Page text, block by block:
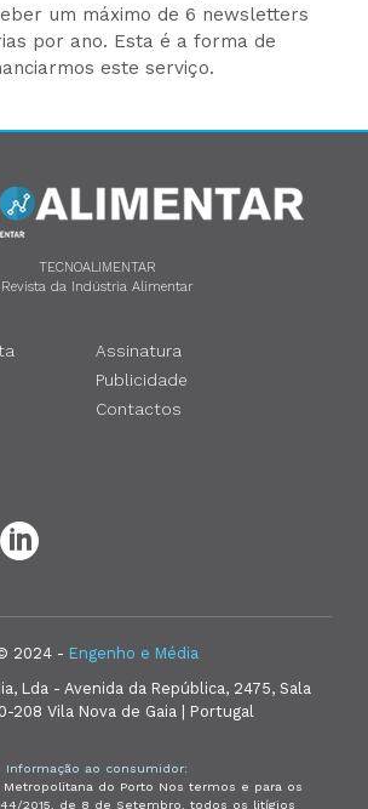
um máximo de 6 newsletters
por ano. Esta é a forma de
este serviço.
TECNOALIMENTAR
Revista da Indústria Alimentar
Assinatura
Publicidade
Contactos
2024 - Engenho e Média
Lda - Avenida da República, 2475, Sala
208 Vila Nova de Gaia | Portugal
Informação ao consumidor:
Metropolitana do Porto Nos termos e para os
2015, de 8 de Setembro, todos os litígios